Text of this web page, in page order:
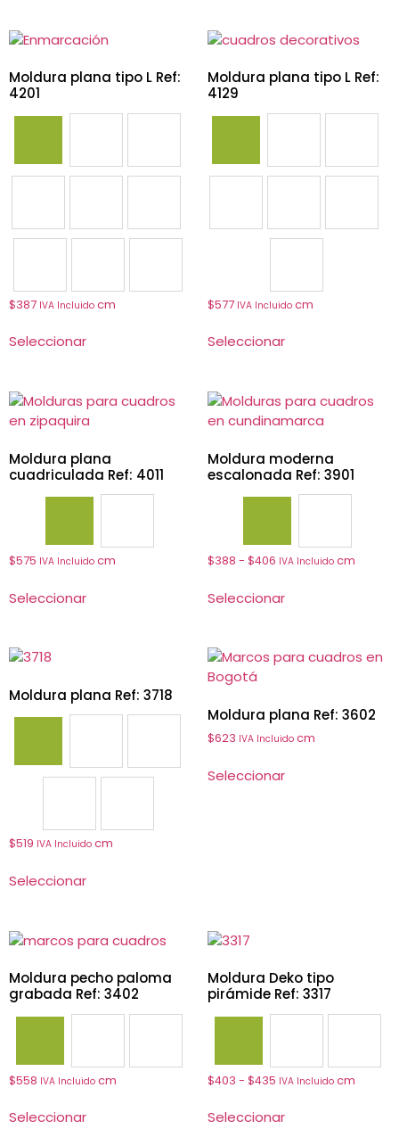
Moldura plana tipo L Ref:
4201
$387 IVA Incluido cm
Seleccionar
Moldura plana tipo L Ref:
4129
$577 IVA Incluidocm
Seleccionar
Moldura plana
cuadriculada Ref: 4011
$575 IVA Incluido cm
Seleccionar
Moldura moderna
escalonada Ref: 3901
$388 - $406 IVA Incluidocm
Seleccionar
Moldura plana Ref: 3718
$519 IVA Incluido cm
Seleccionar
Moldura plana Ref: 3602
$623 IVA Incluidocm
Seleccionar
Moldura pecho paloma
grabada Ref: 3402
$558 IVA Incluido cm
Seleccionar
Moldura Deko tipo
pirámide Ref: 3317
$403 - $435 IVA Incluidocm
Seleccionar